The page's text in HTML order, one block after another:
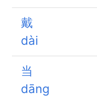
戴
dài
当
dāng